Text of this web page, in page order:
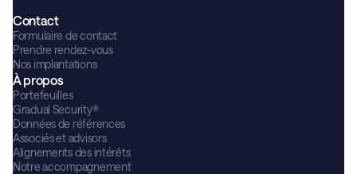
Contact
Formulaire de contact
Prendre rendez-vous
Nos implantations
À propos
Portefeuilles
Gradual Security®
Données de références
Associés et advisors
Alignements des intérêts
Notre accompagnement